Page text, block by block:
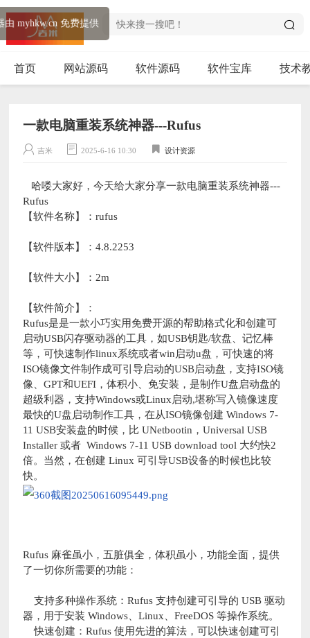
首页 网站源码 软件源码 软件宝库 技术
一款电脑重装系统神器---Rufus
吉米 2025-6-16 10:30 设计资源
哈喽大家好，今天给大家分享一款电脑重装系统神器---
Rufus
【软件名称】：rufus
【软件版本】：4.8.2253
【软件大小】：2m
【软件简介】：
Rufus是是一款小巧实用免费开源的帮助格式化和创建可
启动USB闪存驱动器的工具，如USB钥匙/软盘、记忆棒
等，可快速制作linux系统或者win启动u盘，可快速的将
ISO镜像文件制作成可引导启动的USB启动盘，支持ISO镜
像、GPT和UEFI，体积小、免安装，是制作U盘启动盘的
超级利器，支持Windows或Linux启动,堪称写入镜像速度
最快的U盘启动制作工具，在从ISO镜像创建 Windows 7-
11 USB安装盘的时候，比 UNetbootin，Universal USB
Installer 或者 Windows 7-11 USB download tool 大约快2
倍。当然，在创建 Linux 可引导USB设备的时候也比较
快。
Rufus 麻雀虽小，五脏俱全，体积虽小，功能全面，提供
了一切你所需要的功能：
支持多种操作系统：Rufus 支持创建可引导的 USB 驱动
器，用于安装 Windows、Linux、FreeDOS 等操作系统。
快速创建：Rufus 使用先进的算法，可以快速创建可引
音乐播放器由 myhkw.cn 免费提供